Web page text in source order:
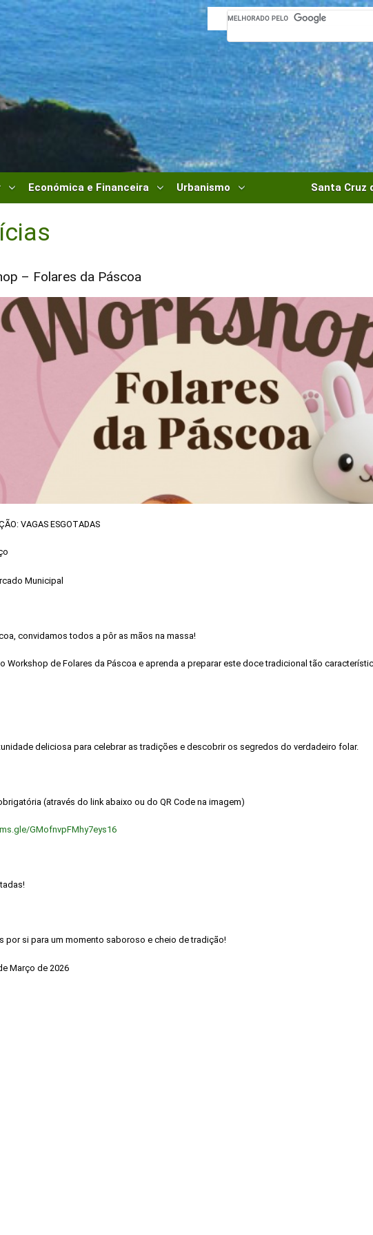
Económica e Financeira Urbanismo Santa Cruz
– Folares da Páscoa
VAGAS ESGOTADAS
Municipal
convidamos todos a pôr as mãos na massa!
Workshop de Folares da Páscoa e aprenda a preparar este doce tradicional tão
deliciosa para celebrar as tradições e descobrir os segredos do verdadeiro folar.
(através do link abaixo ou do QR Code na imagem)
GMofnvpFMhy7eys16
por si para um momento saboroso e cheio de tradição!
Março de 2026